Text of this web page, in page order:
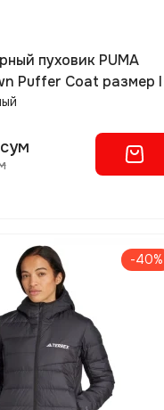
пуховик PUMA
Puffer Coat размер l
-40%